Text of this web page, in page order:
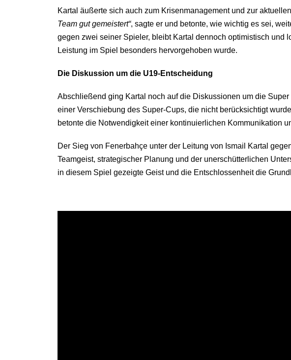
Kartal äußerte sich auch zum Krisenmanagement und zur
Team gut gemeistert“, sagte er und betonte, wie wichtig es sei,
gegen zwei seiner Spieler, bleibt Kartal dennoch optimistisch und
Leistung im Spiel besonders hervorgehoben wurde.
Die Diskussion um die U19-Entscheidung
Abschließend ging Kartal noch auf die Diskussionen um die
einer Verschiebung des Super-Cups, die nicht berücksichtigt
betonte die Notwendigkeit einer kontinuierlichen Kommunikation
Der Sieg von Fenerbahçe unter der Leitung von Ismail Kartal
Teamgeist, strategischer Planung und der unerschütterlichen
in diesem Spiel gezeigte Geist und die Entschlossenheit die